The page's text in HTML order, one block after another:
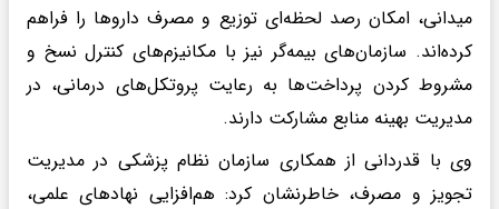
میدانی، امکان رصد لحظه‌ای توزیع و مصرف داروها را فراهم
کرده‌اند. سازمان‌های بیمه‌گر نیز با مکانیزم‌های کنترل نسخ و
مشروط کردن پرداخت‌ها به رعایت پروتکل‌های درمانی، در
مدیریت بهینه منابع مشارکت دارند.
وی با قدردانی از همکاری سازمان نظام پزشکی در مدیریت
تجویز و مصرف، خاطرنشان کرد: هم‌افزایی نهادهای علمی،